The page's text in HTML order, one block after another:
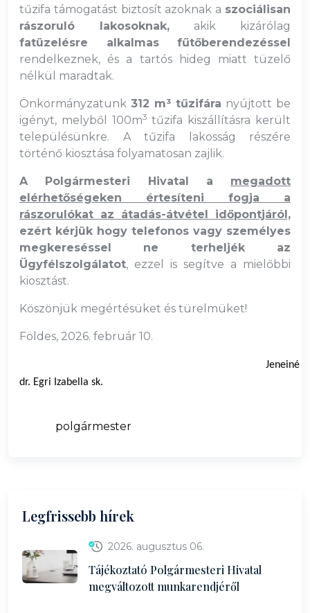
tűzifa támogatást biztosít azoknak a szociálisan
rászoruló lakosoknak, akik kizárólag
fatüzelésre alkalmas fűtőberendezéssel
rendelkeznek, és a tartós hideg miatt tüzelő
nélkül maradtak.
Önkormányzatunk 312 m³ tűzifára nyújtott be
igényt, melyből 100m3 tűzifa kiszállításra került
településünkre. A tűzifa lakosság részére
történő kiosztása folyamatosan zajlik.
A Polgármesteri Hivatal a megadott
elérhetőségeken értesíteni fogja a
rászorulókat az átadás-átvétel időpontjáról,
ezért kérjük hogy telefonos vagy személyes
megkereséssel ne terheljék az
Ügyfélszolgálatot, ezzel is segítve a mielőbbi
kiosztást.
Köszönjük megértésüket és türelmüket!
Földes, 2026. február 10.
Jeneiné
dr. Egri Izabella sk.
polgármester
Legfrissebb hírek
2026. augusztus 06.
Tájékoztató Polgármesteri Hivatal
megváltozott munkarendjéről